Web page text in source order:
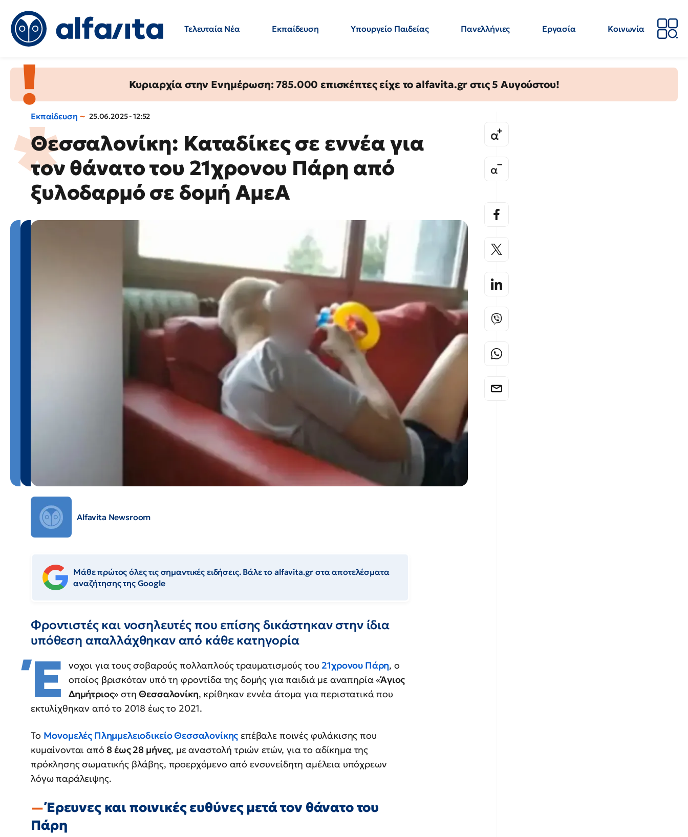
Τελευταία Νέα Εκπαίδευση Υπουργείο Παιδείας Πανελλήνιες Εργασία
Κοινωνία
Κυριαρχία στην Ενημέρωση: 785.000 επισκέπτες είχε το alfavita.gr στις 5 Αυγούστου!
Εκπαίδευση 25.06.2025 - 12:52
Θεσσαλονίκη: Καταδίκες σε εννέα για
τον θάνατο του 21χρονου Πάρη από
ξυλοδαρμό σε δομή ΑμεΑ
Alfavita Newsroom
Μάθε πρώτος όλες τις σημαντικές ειδήσεις. Βάλε το alfavita.gr στα αποτελέσματα
αναζήτησης της Google
Φροντιστές και νοσηλευτές που επίσης δικάστηκαν στην ίδια
υπόθεση απαλλάχθηκαν από κάθε κατηγορία
Έ νοχοι για τους σοβαρούς πολλαπλούς τραυματισμούς του 21χρονου Πάρη, ο
οποίος βρισκόταν υπό τη φροντίδα της δομής για παιδιά με αναπηρία «Άγιος
Δημήτριος» στηΘεσσαλονίκη, κρίθηκαν εννέα άτομα για περιστατικά που
εκτυλίχθηκαν από το 2018 έως το 2021.
Το Μονομελές Πλημμελειοδικείο Θεσσαλονίκης επέβαλε ποινές φυλάκισης που
κυμαίνονται από 8 έως 28 μήνες, με αναστολή τριών ετών, για το αδίκημα της
πρόκλησης σωματικής βλάβης, προερχόμενο από ενσυνείδητη αμέλεια υπόχρεων
λόγω παράλειψης.
Έρευνες και ποινικές ευθύνες μετά τον θάνατο του
Πάρη